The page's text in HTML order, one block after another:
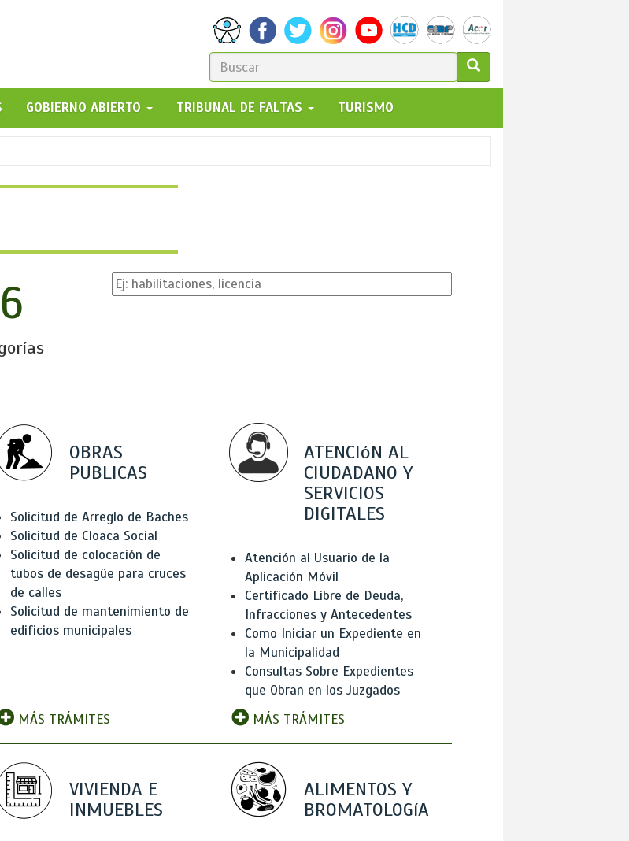
FORMULARIO
DE
BÚSQUEDA
GO!
GOBIERNO ABIERTO TRIBUNAL DE FALTAS TURISMO
OBRAS
PUBLICAS
Solicitud de Arreglo de Baches
Solicitud de Cloaca Social
Solicitud de colocación de
tubos de desagüe para cruces
de calles
Solicitud de mantenimiento de
edificios municipales
MÁS TRÁMITES
ATENCIóN AL
CIUDADANO Y
SERVICIOS
DIGITALES
Atención al Usuario de la
Aplicación Móvil
Certificado Libre de Deuda,
Infracciones y Antecedentes
Como Iniciar un Expediente en
la Municipalidad
Consultas Sobre Expedientes
que Obran en los Juzgados
MÁS TRÁMITES
VIVIENDA E
INMUEBLES
ALIMENTOS Y
BROMATOLOGíA